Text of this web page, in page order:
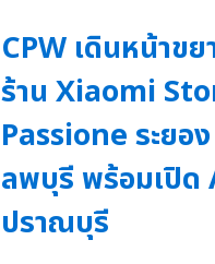
CPW เดินหน้าข
ร้าน Xiaomi
Passione ระยอ
ลพบุรี พร้อมเปิด
ปราณบุรี